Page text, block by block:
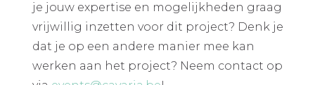
je jouw expertise en mogelijkheden graag
vrijwillig inzetten voor dit project? Denk je
dat je op een andere manier mee kan
werken aan het project? Neem contact op